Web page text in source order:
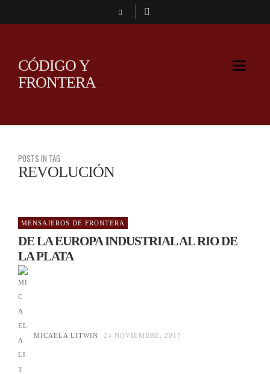
CÓDIGO Y
FRONTERA
POSTS IN TAG
REVOLUCIÓN
MENSAJEROS DE FRONTERA
DE LA EUROPA INDUSTRIAL AL RIO DE
LA PLATA
MICAELA LITWIN 24 NOVIEMBRE, 2017